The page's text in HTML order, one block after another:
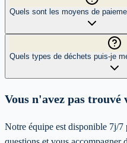
Quels sont les moyens de
Quels types de déchets puis-je
Vous n'avez pas trouvé
Notre équipe est disponible 7j/7